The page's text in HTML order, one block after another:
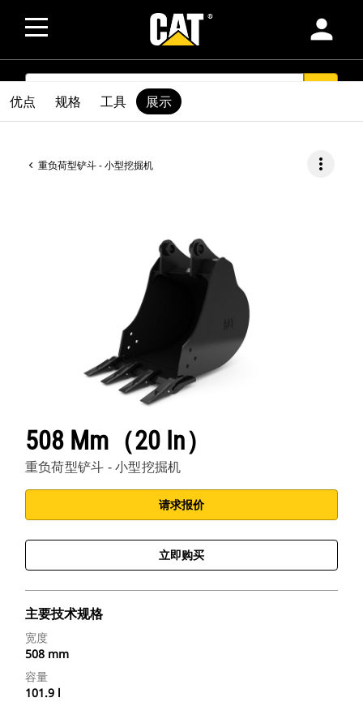
person
SEARCH
重负荷型铲斗 - 小型挖掘机 more_vert
508 Mm（20 In）
重负荷型铲斗 - 小型挖掘机
请求报价
立即购买
主要技术规格
宽度
508 mm
容量
101.9 l
优点 规格 工具 展示